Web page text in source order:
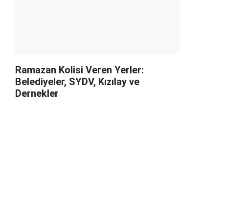
Ramazan Kolisi Veren Yerler:
Belediyeler, SYDV, Kızılay ve
Dernekler